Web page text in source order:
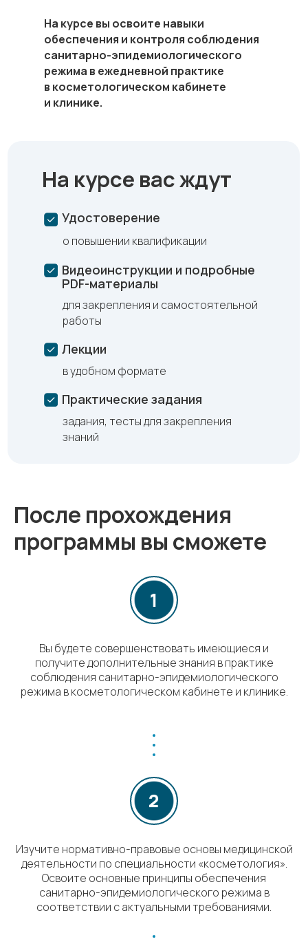
На курсе вы освоите навыки
обеспечения и контроля соблюдения
санитарно-эпидемиологического
режима в ежедневной практике
в косметологическом кабинете
и клинике.
На курсе вас ждут
Лекции
Практические задания
Видеоинструкции и подробные
PDF-материалы
Удостоверение
для закрепления и самостоятельной
работы
в удобном формате
задания, тесты для закрепления
знаний
о повышении квалификации
После прохождения
программы вы сможете
Вы будете совершенствовать имеющиеся и
получите дополнительные знания в практике
соблюдения санитарно-эпидемиологического
режима в косметологическом кабинете и клинике.
Изучите нормативно-правовые основы медицинской
деятельности по специальности «косметология».
Освоите основные принципы обеспечения
санитарно-эпидемиологического режима в
соответствии с актуальными требованиями.